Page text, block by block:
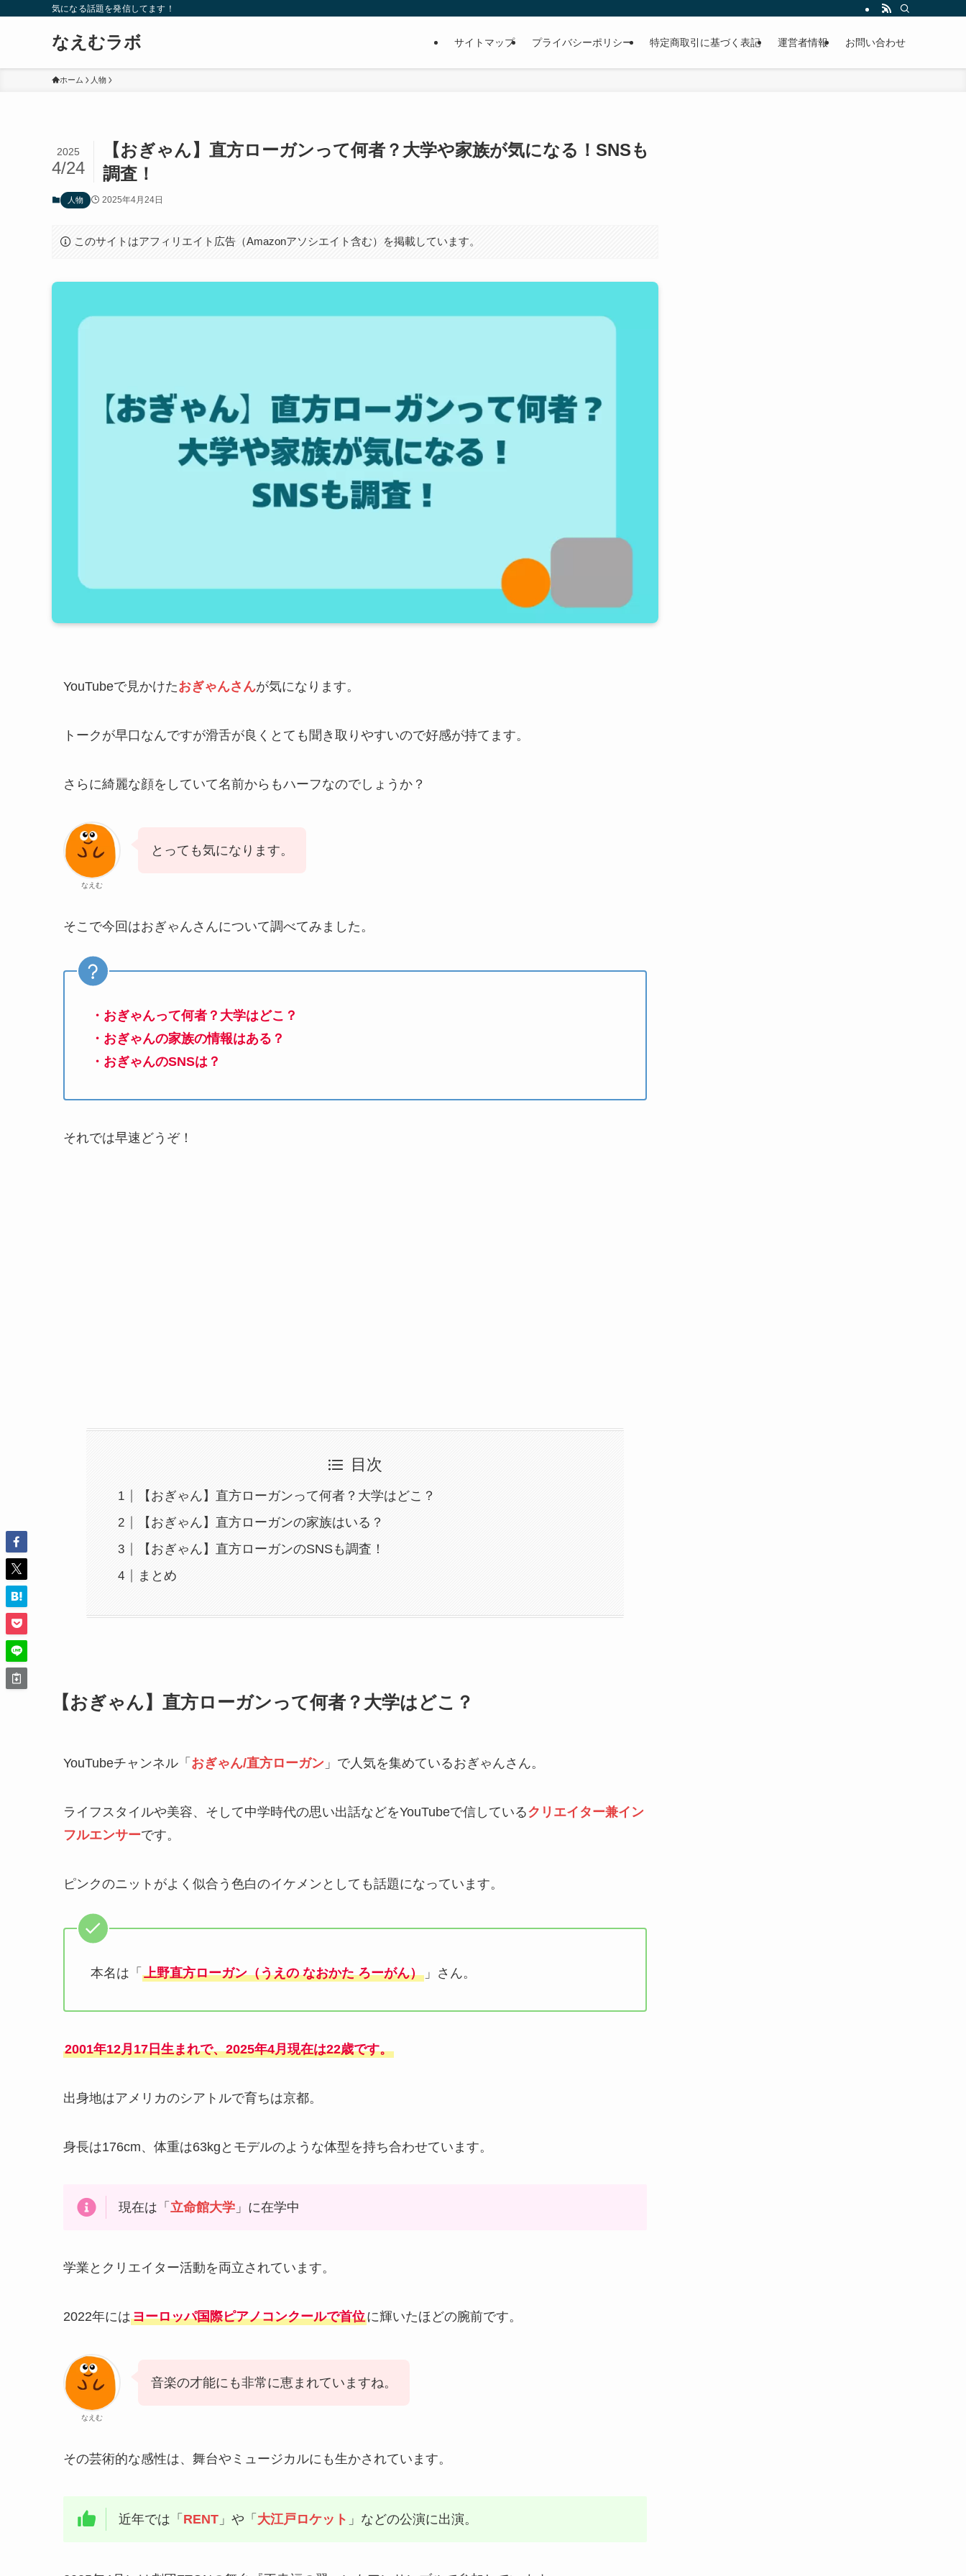
気になる話題を発信してます！
なえむラボ サイトマップ プライバシーポリシー 特定商取引に基づく表記 運営者情報 お問い合わせ
ホーム 人物
【おぎゃん】直方ローガンって何者？大学や家族が気になる！SNSも
調査！
2025
4/24
人物 2025年4月24日
このサイトはアフィリエイト広告（Amazonアソシエイト含む）を掲載しています。
YouTubeで見かけたおぎゃんさんが気になります。
トークが早口なんですが滑舌が良くとても聞き取りやすいので好感が持てます。
さらに綺麗な顔をしていて名前からもハーフなのでしょうか？
なえむ
とっても気になります。
そこで今回はおぎゃんさんについて調べてみました。
・おぎゃんって何者？大学はどこ？
・おぎゃんの家族の情報はある？
・おぎゃんのSNSは？
それでは早速どうぞ！
目次
【おぎゃん】直方ローガンって何者？大学はどこ？
【おぎゃん】直方ローガンの家族はいる？
【おぎゃん】直方ローガンのSNSも調査！
まとめ
【おぎゃん】直方ローガンって何者？大学はどこ？
YouTubeチャンネル「 おぎゃん/直方ローガン 」で人気を集めているおぎゃんさん。
ライフスタイルや美容、そして中学時代の思い出話などをYouTubeで信しているクリエイター兼イン
フルエンサーです。
ピンクのニットがよく似合う色白のイケメンとしても話題になっています。
本名は「 上野直方ローガン（うえの なおかた ろーがん） 」さん。
2001年12月17日生まれで、2025年4月現在は22歳です。
出身地はアメリカのシアトルで育ちは京都。
身長は176cm、体重は63kgとモデルのような体型を持ち合わせています。
現在は「 立命館大学」に在学中
学業とクリエイター活動を両立されています。
2022年にはヨーロッパ国際ピアノコンクールで首位に輝いたほどの腕前です。
なえむ
音楽の才能にも非常に恵まれていますね。
その芸術的な感性は、舞台やミュージカルにも生かされています。
近年では「 RENT」や「 大江戸ロケット 」などの公演に出演。